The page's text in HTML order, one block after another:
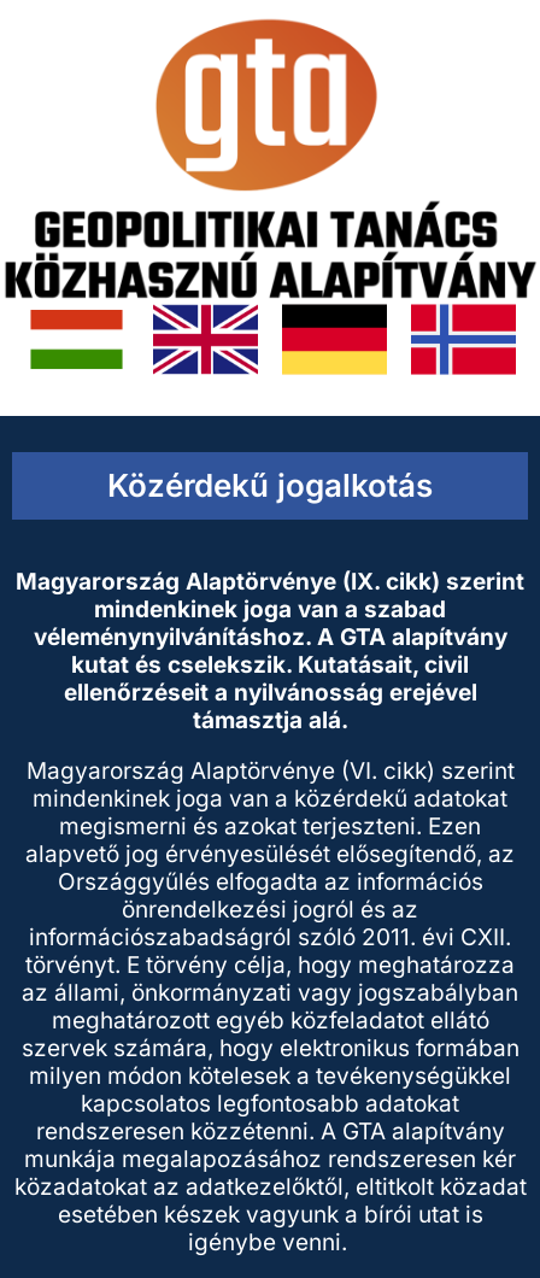
Közérdekű jogalkotás
Magyarország Alaptörvénye (IX. cikk) szerint
mindenkinek joga van a szabad
véleménynyilvánításhoz. A GTA alapítvány
kutat és cselekszik. Kutatásait, civil
ellenőrzéseit a nyilvánosság erejével
támasztja alá.
Magyarország Alaptörvénye (VI. cikk) szerint
mindenkinek joga van a közérdekű adatokat
megismerni és azokat terjeszteni. Ezen
alapvető jog érvényesülését elősegítendő, az
Országgyűlés elfogadta az információs
önrendelkezési jogról és az
információszabadságról szóló 2011. évi CXII.
törvényt. E törvény célja, hogy meghatározza
az állami, önkormányzati vagy jogszabályban
meghatározott egyéb közfeladatot ellátó
szervek számára, hogy elektronikus formában
milyen módon kötelesek a tevékenységükkel
kapcsolatos legfontosabb adatokat
rendszeresen közzétenni. A GTA alapítvány
munkája megalapozásához rendszeresen kér
közadatokat az adatkezelőktől, eltitkolt közadat
esetében készek vagyunk a bírói utat is
igénybe venni.